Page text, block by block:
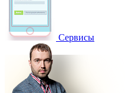
Сервисы